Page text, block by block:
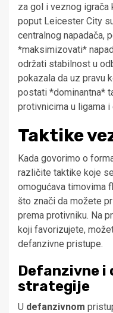
za gol i veznog igrača
poput Leicester City
centralnog napadača,
*maksimizovati*
održati stabilnost u
pokazala da uz pravu
postati *dominantna*
protivnicima u ligama
Taktike
Kada govorimo o
različite taktike koje
omogućava timovima
što znači da možete
prema protivniku. Na
koji favorizujete,
defanzivne pristupe.
Defanzivne i
strategije
U defanzivnom